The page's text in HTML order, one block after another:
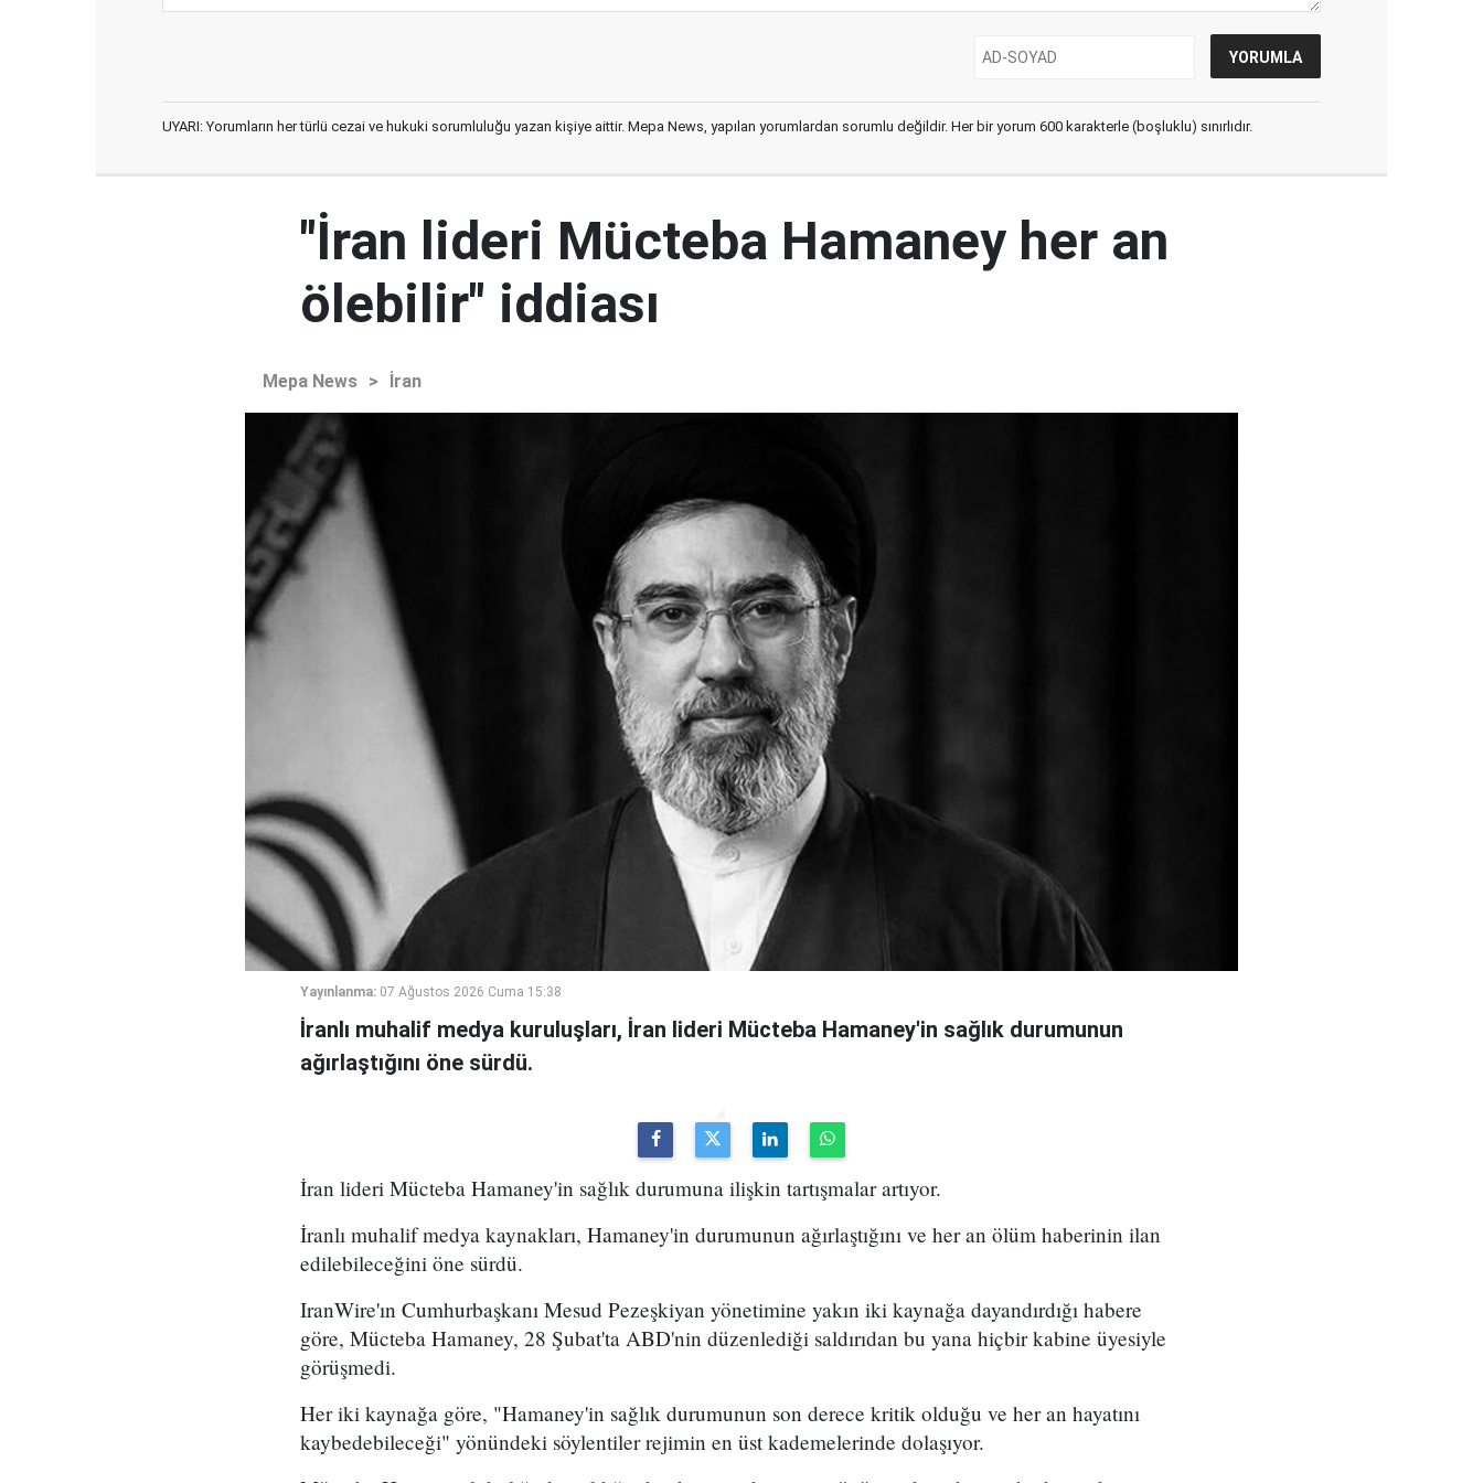
UYARI: Yorumların her türlü cezai ve hukuki sorumluluğu yazan kişiye aittir. Mepa News, yapılan yorumlardan sorumlu değildir. Her bir yorum 600 karakterle (boşluklu) sınırlıdır.
"İran lideri Mücteba Hamaney her an
ölebilir" iddiası
Mepa News > İran
Yayınlanma: 07 Ağustos 2026 Cuma 15:38
İranlı muhalif medya kuruluşları, İran lideri Mücteba Hamaney'in sağlık durumunun
ağırlaştığını öne sürdü.
İran lideri Mücteba Hamaney'in sağlık durumuna ilişkin tartışmalar artıyor.
İranlı muhalif medya kaynakları, Hamaney'in durumunun ağırlaştığını ve her an ölüm haberinin ilan
edilebileceğini öne sürdü.
IranWire'ın Cumhurbaşkanı Mesud Pezeşkiyan yönetimine yakın iki kaynağa dayandırdığı habere
göre, Mücteba Hamaney, 28 Şubat'ta ABD'nin düzenlediği saldırıdan bu yana hiçbir kabine üyesiyle
görüşmedi.
Her iki kaynağa göre, "Hamaney'in sağlık durumunun son derece kritik olduğu ve her an hayatını
kaybedebileceği" yönündeki söylentiler rejimin en üst kademelerinde dolaşıyor.